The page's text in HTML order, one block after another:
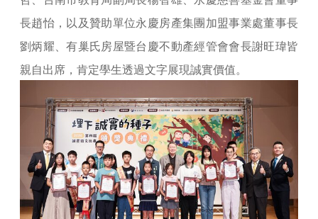
長趙怡，以及贊助單位永慶房產集團加盟事業處董事長
劉炳耀、有巢氏房屋暨台慶不動產經管會會長謝旺瑋皆
親自出席，肯定學生透過文字展現誠實價值。